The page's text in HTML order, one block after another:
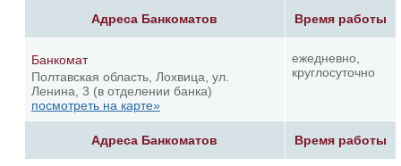
Адреса Банкоматов Время работы
Адреса Банкоматов Время работы
Банкомат
Полтавская область, Лохвица, ул.
Ленина, 3 (в отделении банка)
посмотреть на карте»
ежедневно,
круглосуточно